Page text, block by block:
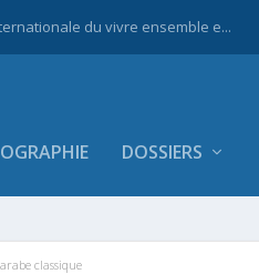
du vivre ensemble e...
DOSSIERS
classique